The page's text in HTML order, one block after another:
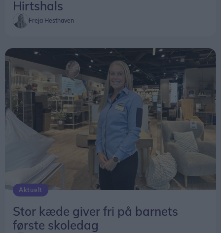
Hirtshals
Freja Hesthaven
Aktuelt
Stor kæde giver fri på barnets
første skoledag